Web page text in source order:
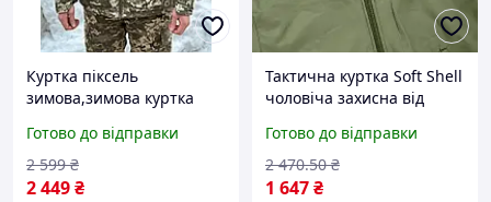
Куртка піксель
зимова,зимова куртка
чоловіча куртка
зсу,куртка зсу зимова
Готово до відправки
2 449₴
2 599 ₴
Тактична куртка Soft Shell
чоловіча захисна від
активного відпочинку на
природі FLAME
Готово до відправки
1 647₴
2 470.50 ₴